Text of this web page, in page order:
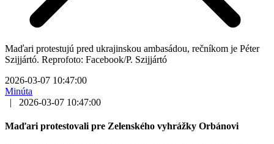
Maďari protestujú pred ukrajinskou ambasádou, rečníkom je Péter
Szijjártó. Reprofoto: Facebook/P. Szijjártó
2026-03-07 10:47:00
Minúta
|
2026-03-07 10:47:00
Maďari protestovali pre Zelenského vyhrážky Orbánovi